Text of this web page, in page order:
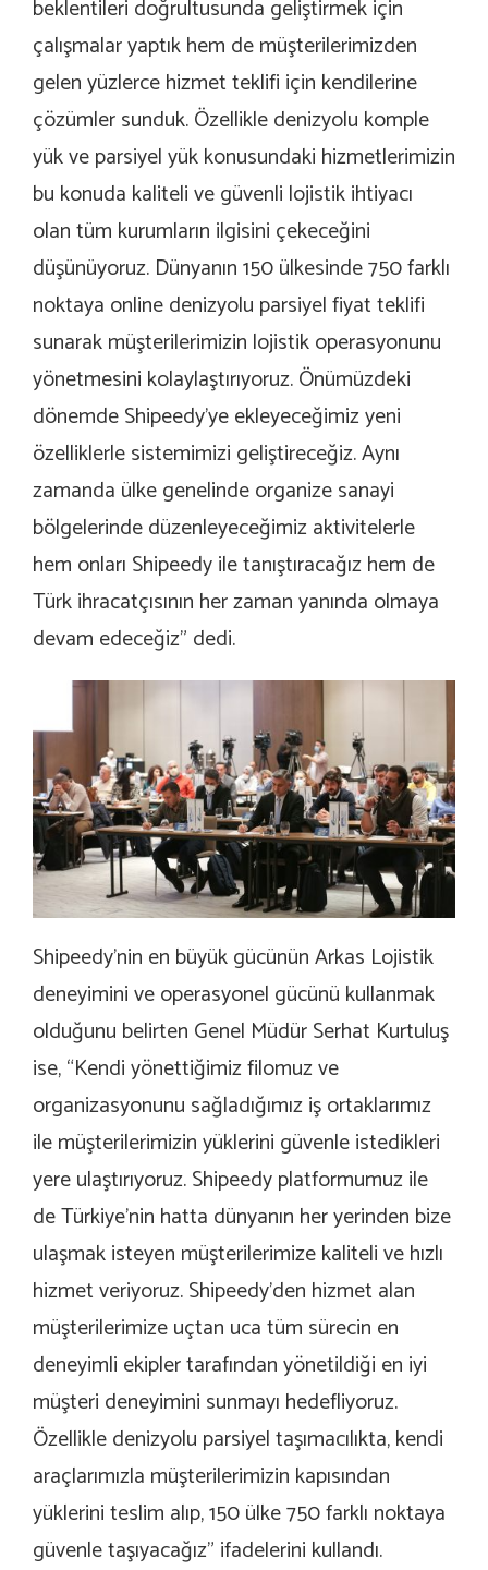
beklentileri doğrultusunda geliştirmek için
çalışmalar yaptık hem de müşterilerimizden
gelen yüzlerce hizmet teklifi için kendilerine
çözümler sunduk. Özellikle denizyolu komple
yük ve parsiyel yük konusundaki hizmetlerimizin
bu konuda kaliteli ve güvenli lojistik ihtiyacı
olan tüm kurumların ilgisini çekeceğini
düşünüyoruz. Dünyanın 150 ülkesinde 750 farklı
noktaya online denizyolu parsiyel fiyat teklifi
sunarak müşterilerimizin lojistik operasyonunu
yönetmesini kolaylaştırıyoruz. Önümüzdeki
dönemde Shipeedy’ye ekleyeceğimiz yeni
özelliklerle sistemimizi geliştireceğiz. Aynı
zamanda ülke genelinde organize sanayi
bölgelerinde düzenleyeceğimiz aktivitelerle
hem onları Shipeedy ile tanıştıracağız hem de
Türk ihracatçısının her zaman yanında olmaya
devam edeceğiz” dedi.
Shipeedy’nin en büyük gücünün Arkas Lojistik
deneyimini ve operasyonel gücünü kullanmak
olduğunu belirten Genel Müdür Serhat Kurtuluş
ise, “Kendi yönettiğimiz filomuz ve
organizasyonunu sağladığımız iş ortaklarımız
ile müşterilerimizin yüklerini güvenle istedikleri
yere ulaştırıyoruz. Shipeedy platformumuz ile
de Türkiye’nin hatta dünyanın her yerinden bize
ulaşmak isteyen müşterilerimize kaliteli ve hızlı
hizmet veriyoruz. Shipeedy’den hizmet alan
müşterilerimize uçtan uca tüm sürecin en
deneyimli ekipler tarafından yönetildiği en iyi
müşteri deneyimini sunmayı hedefliyoruz.
Özellikle denizyolu parsiyel taşımacılıkta, kendi
araçlarımızla müşterilerimizin kapısından
yüklerini teslim alıp, 150 ülke 750 farklı noktaya
güvenle taşıyacağız” ifadelerini kullandı.